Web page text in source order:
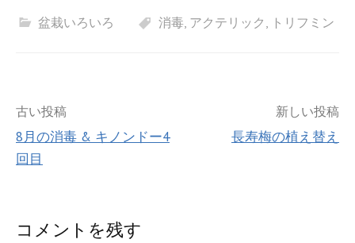
盆栽いろいろ 消毒, アクテリック , トリフミン
投
稿
ビ
古い投稿
8月の消毒 & キノンドー4
回目
新しい投稿
長寿梅の植え替え
コメントを残す